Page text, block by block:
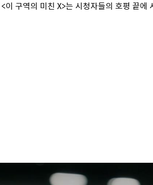
<이 구역의 미친 X>는 시청자들의 호평 끝에